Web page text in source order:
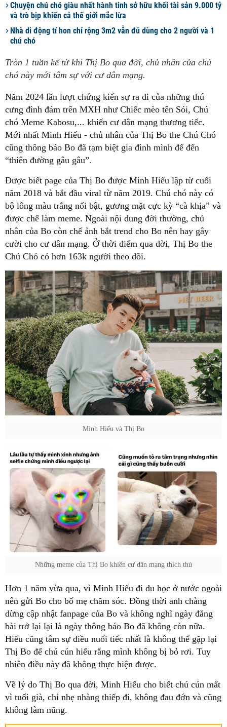
Chuyện chú chó giàu nhất hành tinh sở hữu khối tài sản 9.000 tỷ
và trò bịp khiến cả thế giới mắc lừa
Nhà di động tí hon chỉ rộng 3m2 vẫn đủ dùng cho 2 người và 1
chú chó
Tròn 1 tuần kể từ khi Thị Bo qua đời, chủ nhân của chú
chó này mới tâm sự với cư dân mạng.
Năm 2024 lần lượt chứng kiến sự ra đi của những thú
cưng đình đám trên MXH như Chiếc mèo tên Sói, Chú
chó Meme Kabosu,... khiến cư dân mạng thương tiếc.
Mới nhất Minh Hiếu - chủ nhân của Thị Bo the Chú Chó
cũng thông báo Bo đã tạm biệt gia đình mình để đến
“thiên đường gâu gâu”.
Được biết page của Thị Bo được Minh Hiếu lập từ cuối
năm 2018 và bắt đầu viral từ năm 2019. Chú chó này có
bộ lông màu trắng nổi bật, gương mặt cực kỳ “cà khịa” và
được chế làm meme. Ngoài nội dung đời thường, chủ
nhân của Bo còn chế ảnh bắt trend cho Bo nên hay gây
cười cho cư dân mạng. Ở thời điểm qua đời, Thị Bo the
Chú Chó có hơn 163k người theo dõi.
Minh Hiếu và Thị Bo
Những meme của Thị Bo khiến cư dân mạng thích thú
Hơn 1 năm vừa qua, vì Minh Hiếu đi du học ở nước ngoài
nên gửi Bo cho bố mẹ chăm sóc. Đồng thời anh chàng
dừng cập nhật fanpage của Bo và không nghĩ ngày đăng
bài trở lại lại là ngày thông báo Bo đã không còn nữa.
Hiếu cũng tâm sự điều nuối tiếc nhất là không thể gặp lại
Thị Bo để chú cún hiểu rằng mình không bị bỏ rơi. Tuy
nhiên điều này đã không thực hiện được.
Về lý do Thị Bo qua đời, Minh Hiếu cho biết chú cún mất
vì tuổi già, chỉ nhẹ nhàng thiếp đi, không đau đớn và cũng
không làm nũng.